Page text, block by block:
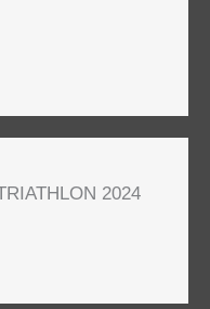
2024